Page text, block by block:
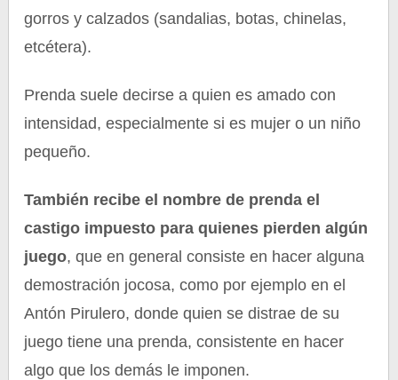
gorros y calzados (sandalias, botas, chinelas,
etcétera).
Prenda suele decirse a quien es amado con
intensidad, especialmente si es mujer o un niño
pequeño.
También recibe el nombre de prenda el
castigo impuesto para quienes pierden algún
juego, que en general consiste en hacer alguna
demostración jocosa, como por ejemplo en el
Antón Pirulero, donde quien se distrae de su
juego tiene una prenda, consistente en hacer
algo que los demás le imponen.